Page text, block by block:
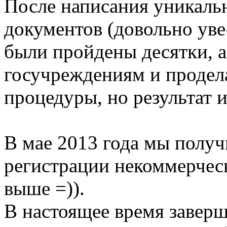
После написания
документов (довольно
были пройдены десятки,
госучреждениям и
процедуры, но результат
В мае 2013 года мы
регистрации
выше =)).
В настоящее время